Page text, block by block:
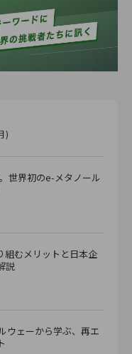
)
世界初のe-メタノール
組むメリットと日本企
説
ウェーから学ぶ、再エ